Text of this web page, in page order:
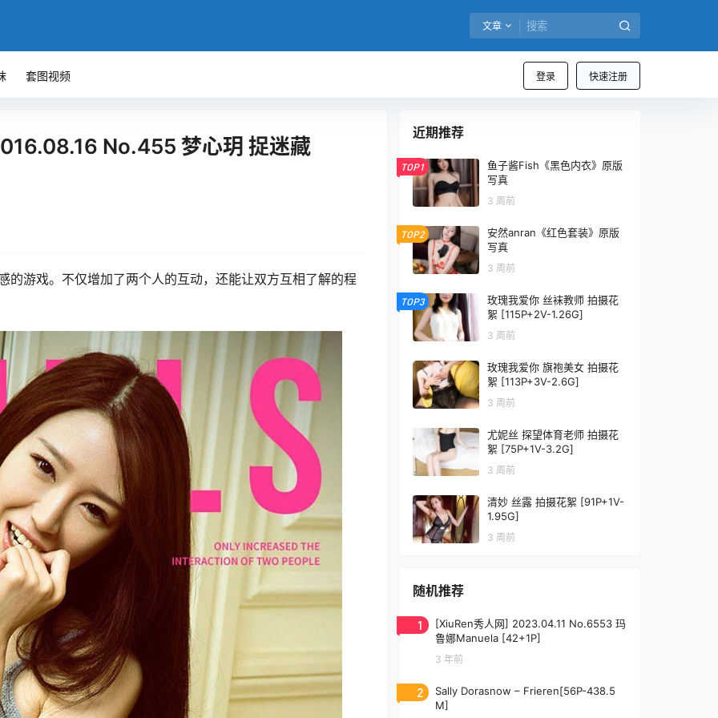
文章
登录 快速注册
套图视频
No.455 梦心玥 捉迷藏
的游戏。不仅增加了两个人的互动，还能让双方互相了解的程
近期推荐
TOP1
鱼子酱Fish《黑色内衣》原版
写真
3 周前
TOP2
安然anran《红色套装》原版
写真
3 周前
TOP3
玫瑰我爱你 丝袜教师 拍摄花
絮 [115P+2V-1.26G]
3 周前
玫瑰我爱你 旗袍美女 拍摄花
絮 [113P+3V-2.6G]
3 周前
尤妮丝 探望体育老师 拍摄花
絮 [75P+1V-3.2G]
3 周前
清妙 丝露 拍摄花絮 [91P+1V-
1.95G]
3 周前
随机推荐
1
[XiuRen秀人网] 2023.04.11 No.6553 玛
鲁娜Manuela [42+1P]
3 年前
2
Sally Dorasnow – Frieren[56P-438.5
M]